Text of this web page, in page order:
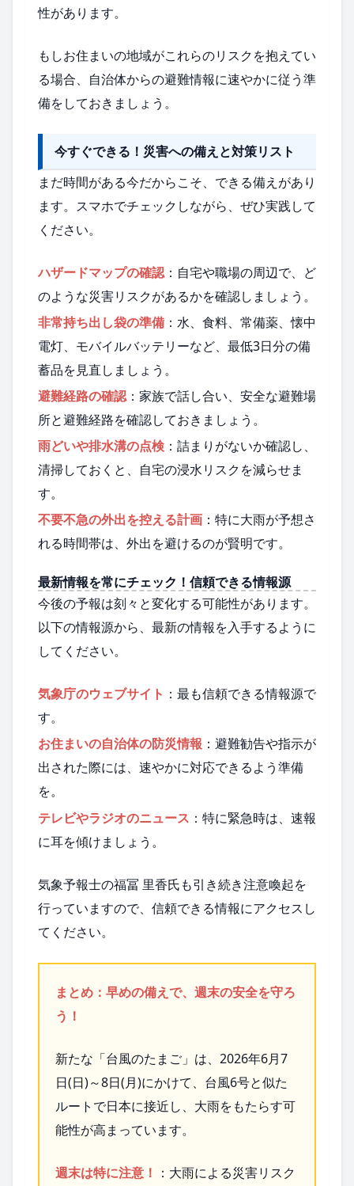
性があります。
もしお住まいの地域がこれらのリスクを抱えてい
る場合、自治体からの避難情報に速やかに従う準
備をしておきましょう。
今すぐできる！災害への備えと対策リスト
まだ時間がある今だからこそ、できる備えがあり
ます。スマホでチェックしながら、ぜひ実践して
ください。
ハザードマップの確認：自宅や職場の周辺で、ど
のような災害リスクがあるかを確認しましょう。
非常持ち出し袋の準備 ：水、食料、常備薬、懐中
電灯、モバイルバッテリーなど、最低3日分の備
蓄品を見直しましょう。
避難経路の確認：家族で話し合い、安全な避難場
所と避難経路を確認しておきましょう。
雨どいや排水溝の点検 ：詰まりがないか確認し、
清掃しておくと、自宅の浸水リスクを減らせま
す。
不要不急の外出を控える計画 ：特に大雨が予想さ
れる時間帯は、外出を避けるのが賢明です。
最新情報を常にチェック！信頼できる情報源
今後の予報は刻々と変化する可能性があります。
以下の情報源から、最新の情報を入手するように
してください。
気象庁のウェブサイト ：最も信頼できる情報源で
す。
お住まいの自治体の防災情報 ：避難勧告や指示が
出された際には、速やかに対応できるよう準備
を。
テレビやラジオのニュース ：特に緊急時は、速報
に耳を傾けましょう。
気象予報士の福冨 里香氏も引き続き注意喚起を
行っていますので、信頼できる情報にアクセスし
てください。
まとめ：早めの備えで、週末の安全を守ろ
う！
新たな「台風のたまご」は、2026年6月7
日(日)～8日(月)にかけて、台風6号と似た
ルートで日本に接近し、大雨をもたらす可
能性が高まっています。
週末は特に注意！ ：大雨による災害リスク